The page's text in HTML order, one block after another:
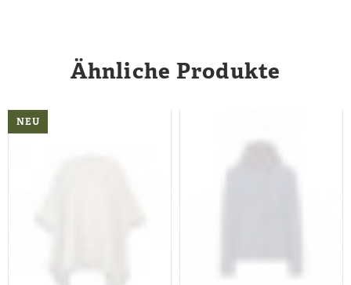
Ähnliche Produkte
NEU